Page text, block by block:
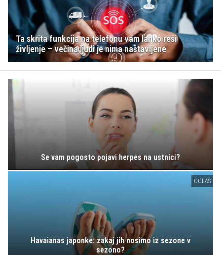
Ta skrita funkcija na telefonu vam lahko reši
življenje – večina ljudi je nima nastavljene
Se vam pogosto pojavi herpes na ustnici?
OGLAS
Havaianas japonke: zakaj jih nosimo iz sezone v
sezono?